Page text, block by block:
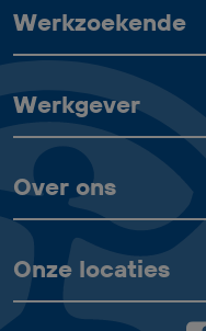
Werkzoekende
Werkgever
Over ons
Onze locaties